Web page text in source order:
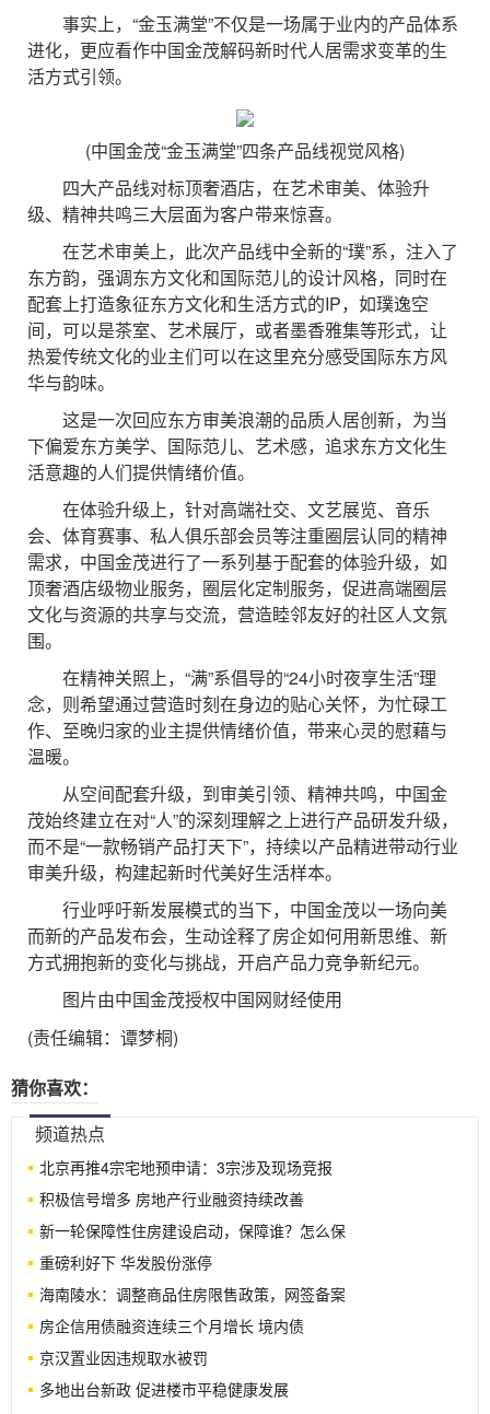
事实上，“金玉满堂”不仅是一场属于业内的产品体系
进化，更应看作中国金茂解码新时代人居需求变革的生
活方式引领。
(中国金茂“金玉满堂”四条产品线视觉风格)
四大产品线对标顶奢酒店，在艺术审美、体验升
级、精神共鸣三大层面为客户带来惊喜。
在艺术审美上，此次产品线中全新的“璞”系，注入了
东方韵，强调东方文化和国际范儿的设计风格，同时在
配套上打造象征东方文化和生活方式的IP，如璞逸空
间，可以是茶室、艺术展厅，或者墨香雅集等形式，让
热爱传统文化的业主们可以在这里充分感受国际东方风
华与韵味。
这是一次回应东方审美浪潮的品质人居创新，为当
下偏爱东方美学、国际范儿、艺术感，追求东方文化生
活意趣的人们提供情绪价值。
在体验升级上，针对高端社交、文艺展览、音乐
会、体育赛事、私人俱乐部会员等注重圈层认同的精神
需求，中国金茂进行了一系列基于配套的体验升级，如
顶奢酒店级物业服务，圈层化定制服务，促进高端圈层
文化与资源的共享与交流，营造睦邻友好的社区人文氛
围。
在精神关照上，“满”系倡导的“24小时夜享生活”理
念，则希望通过营造时刻在身边的贴心关怀，为忙碌工
作、至晚归家的业主提供情绪价值，带来心灵的慰藉与
温暖。
从空间配套升级，到审美引领、精神共鸣，中国金
茂始终建立在对“人”的深刻理解之上进行产品研发升级，
而不是“一款畅销产品打天下”，持续以产品精进带动行业
审美升级，构建起新时代美好生活样本。
行业呼吁新发展模式的当下，中国金茂以一场向美
而新的产品发布会，生动诠释了房企如何用新思维、新
方式拥抱新的变化与挑战，开启产品力竞争新纪元。
图片由中国金茂授权中国网财经使用
(责任编辑：谭梦桐)
猜你喜欢：
频道热点
北京再推4宗宅地预申请：3宗涉及现场竞报
积极信号增多 房地产行业融资持续改善
新一轮保障性住房建设启动，保障谁？怎么保
重磅利好下 华发股份涨停
海南陵水：调整商品住房限售政策，网签备案
房企信用债融资连续三个月增长 境内债
京汉置业因违规取水被罚
多地出台新政 促进楼市平稳健康发展